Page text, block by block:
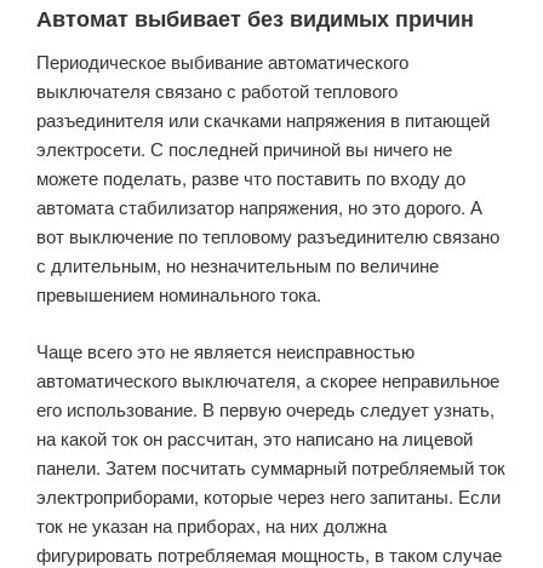
Автомат выбивает без видимых причин
Периодическое выбивание автоматического
выключателя связано с работой теплового
разъединителя или скачками напряжения в питающей
электросети. С последней причиной вы ничего не
можете поделать, разве что поставить по входу до
автомата стабилизатор напряжения, но это дорого. А
вот выключение по тепловому разъединителю связано
с длительным, но незначительным по величине
превышением номинального тока.
Чаще всего это не является неисправностью
автоматического выключателя, а скорее неправильное
его использование. В первую очередь следует узнать,
на какой ток он рассчитан, это написано на лицевой
панели. Затем посчитать суммарный потребляемый ток
электроприборами, которые через него запитаны. Если
ток не указан на приборах, на них должна
фигурировать потребляемая мощность, в таком случае